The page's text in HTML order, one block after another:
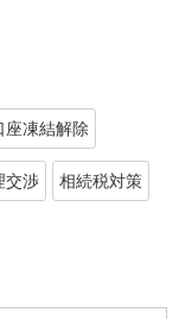
座凍結解除
交渉 相続税対策